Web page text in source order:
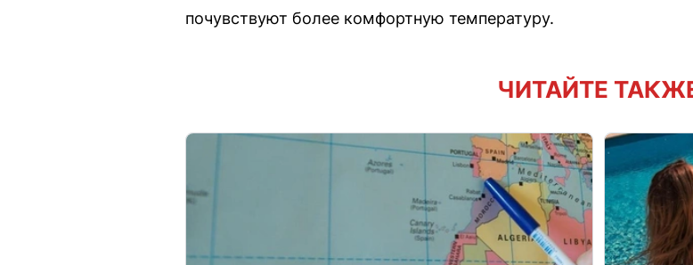
почувствуют более комфортную температуру.
ЧИТАЙТЕ